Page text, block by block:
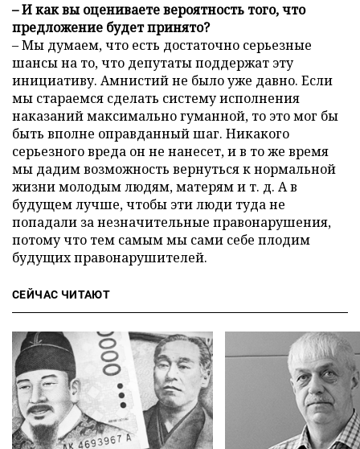
– И как вы оцениваете вероятность того, что
предложение будет принято?
– Мы думаем, что есть достаточно серьезные
шансы на то, что депутаты поддержат эту
инициативу. Амнистий не было уже давно. Если
мы стараемся сделать систему исполнения
наказаний максимально гуманной, то это мог бы
быть вполне оправданный шаг. Никакого
серьезного вреда он не нанесет, и в то же время
мы дадим возможность вернуться к нормальной
жизни молодым людям, матерям и т. д. А в
будущем лучше, чтобы эти люди туда не
попадали за незначительные правонарушения,
потому что тем самым мы сами себе плодим
будущих правонарушителей.
СЕЙЧАС ЧИТАЮТ